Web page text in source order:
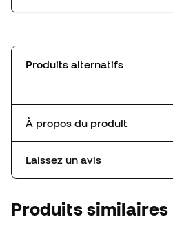
Produits alternatifs
À propos du produit
Laissez un avis
Produits similaires